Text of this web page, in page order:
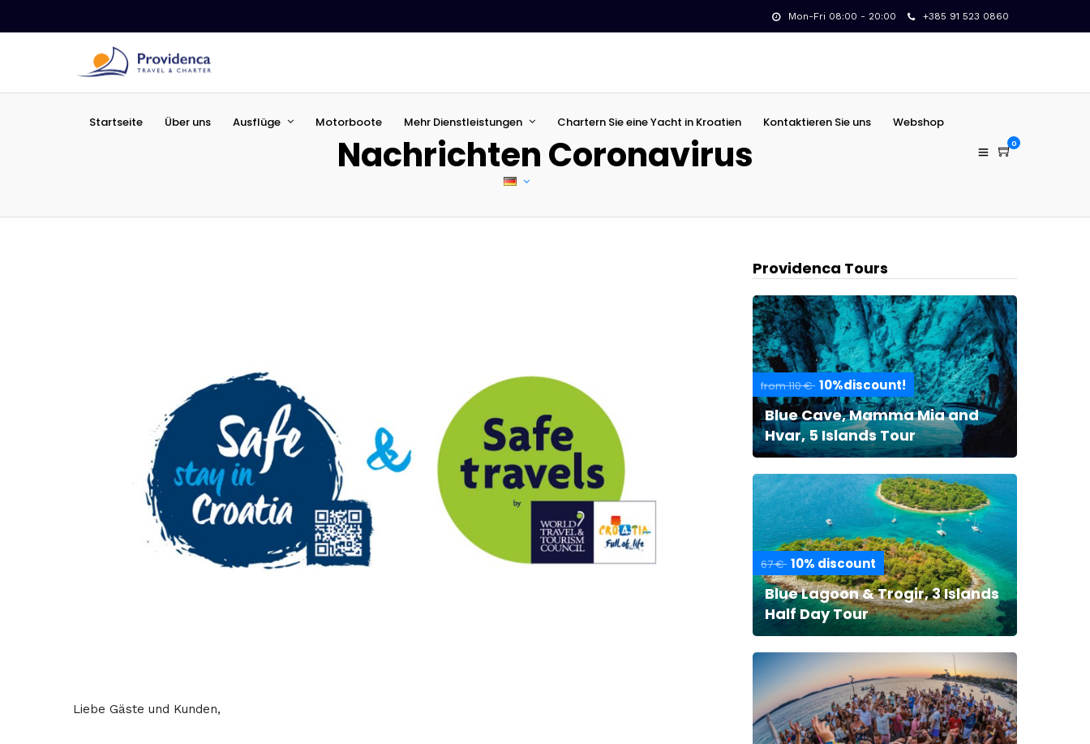
Mon-Fri 08:00 - 20:00 +385 91 523 0860
Startseite Über uns Ausflüge Motorboote Mehr Dienstleistungen Chartern Sie eine Yacht in Kroatien Kontaktieren Sie uns Webshop
0
Nachrichten Coronavirus
Liebe Gäste und Kunden,
Providenca Tours
from 110 € 10%discount!
Blue Cave, Mamma Mia and
Hvar, 5 Islands Tour
67 € 10% discount
Blue Lagoon & Trogir, 3 Islands
Half Day Tour